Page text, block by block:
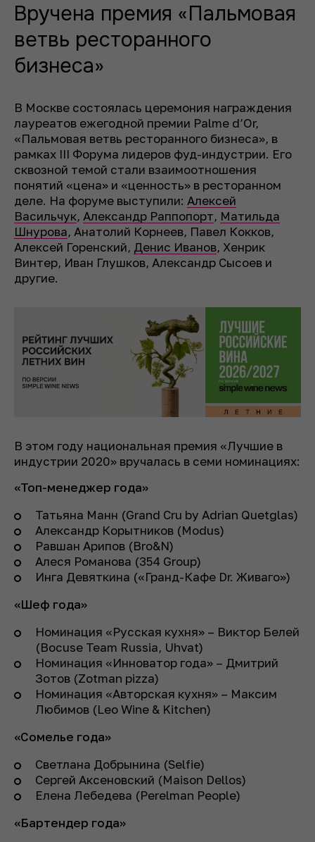
Вручена премия «Пальмовая
ветвь ресторанного
бизнеса»
В Москве состоялась церемония награждения
лауреатов ежегодной премии Palme d’Or,
«Пальмовая ветвь ресторанного бизнеса», в
рамках III Форума лидеров фуд-индустрии. Его
сквозной темой стали взаимоотношения
понятий «цена» и «ценность» в ресторанном
деле. На форуме выступили: Алексей
Васильчук, Александр Раппопорт, Матильда
Шнурова, Анатолий Корнеев, Павел Кокков,
Алексей Горенский, Денис Иванов, Хенрик
Винтер, Иван Глушков, Александр Сысоев и
другие.
В этом году национальная премия «Лучшие в
индустрии 2020» вручалась в семи номинациях:
«Топ-менеджер года»
Татьяна Манн (Grand Cru by Adrian Quetglas)
Александр Корытников (Modus)
Равшан Арипов (Bro&N)
Алеся Романова (354 Group)
Инга Девяткина («Гранд-Кафе Dr. Живаго»)
«Шеф года»
Номинация «Русская кухня» – Виктор Белей
(Bocuse Team Russia, Uhvat)
Номинация «Инноватор года» – Дмитрий
Зотов (Zotman pizza)
Номинация «Авторская кухня» – Максим
Любимов (Leo Wine & Kitchen)
«Сомелье года»
Светлана Добрынина (Selfie)
Сергей Аксеновский (Maison Dellos)
Елена Лебедева (Perelman People)
«Бартендер года»